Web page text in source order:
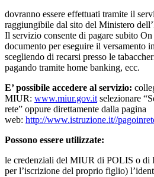
dovranno essere effettuati tramite il
raggiungibile dal sito del Ministero
Il servizio consente di pagare subito
documento per eseguire il versamento
scegliendo di recarsi presso le
pagando tramite home banking, ecc.
E’ possibile accedere al servizio:
MIUR: www.miur.gov.it selezionare
rete” oppure direttamente dalla pagina
web: http://www.istruzione.it//
Possono essere utilizzate:
le credenziali del MIUR di POLIS o di
per l’iscrizione del proprio figlio)